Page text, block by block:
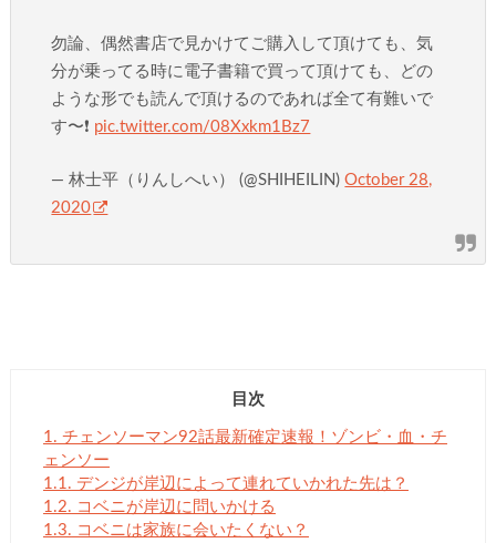
勿論、偶然書店で見かけてご購入して頂けても、気
分が乗ってる時に電子書籍で買って頂けても、どの
ような形でも読んで頂けるのであれば全て有難いで
す〜❗️ pic.twitter.com/08Xxkm1Bz7
— 林士平（りんしへい） (@SHIHEILIN)October 28,
2020
目次
1. チェンソーマン92話最新確定速報！ゾンビ・血・チ
ェンソー
1.1. デンジが岸辺によって連れていかれた先は？
1.2. コベニが岸辺に問いかける
1.3. コベニは家族に会いたくない？